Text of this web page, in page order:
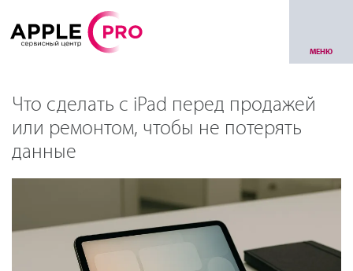
МЕНЮ
Что сделать с iPad перед продажей
или ремонтом, чтобы не потерять
данные